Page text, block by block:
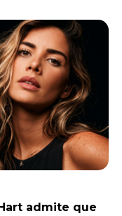
admite que